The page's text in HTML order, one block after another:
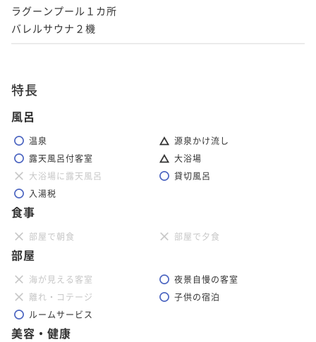
ラグーンプール１カ所
バレルサウナ２機
特長
風呂
温泉
源泉かけ流し
露天風呂付客室
大浴場
大浴場に露天風呂
貸切風呂
入湯税
食事
部屋で朝食 部屋で夕食
部屋
海が見える客室
夜景自慢の客室
離れ・コテージ
子供の宿泊
ルームサービス
美容・健康